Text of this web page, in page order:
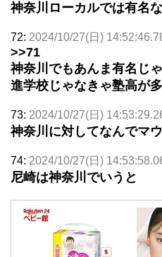
神奈川ローカルでは有名
72: 2024/10/27(日)
>>71
神奈川でもあんま有名じ
進学校じゃなきゃ塾高が
73: 2024/10/27(日)
神奈川に対してなんでマ
74: 2024/10/27(日)
尼崎は神奈川でいうと